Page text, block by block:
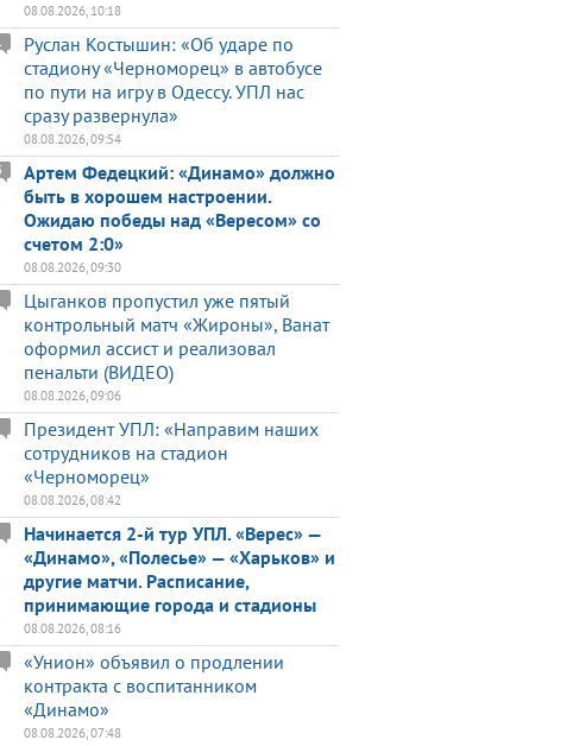
08.08.2026, 10:18
Руслан Костышин: «Об ударе по
стадиону «Черноморец» в автобусе
по пути на игру в Одессу. УПЛ нас
сразу развернула»
08.08.2026, 09:54
Артем Федецкий: «Динамо» должно
быть в хорошем настроении.
Ожидаю победы над «Вересом» со
счетом 2:0»
08.08.2026, 09:30
Цыганков пропустил уже пятый
контрольный матч «Жироны», Ванат
оформил ассист и реализовал
пенальти (ВИДЕО)
08.08.2026, 09:06
Президент УПЛ: «Направим наших
сотрудников на стадион
«Черноморец»
08.08.2026, 08:42
Начинается 2-й тур УПЛ. «Верес» —
«Динамо», «Полесье» — «Харьков» и
другие матчи. Расписание,
принимающие города и стадионы
08.08.2026, 08:16
«Унион» объявил о продлении
контракта с воспитанником
«Динамо»
08.08.2026, 07:48